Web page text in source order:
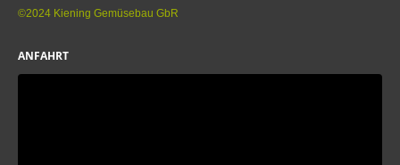
©2024 Kiening Gemüsebau GbR
ANFAHRT